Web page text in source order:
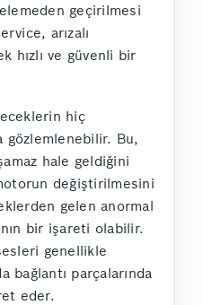
geçirilmesi
arızalı
hızlı ve güvenli bir
hiç
gözlemlenebilir. Bu,
hale geldiğini
değiştirilmesini
gelen anormal
bir işareti olabilir.
genellikle
bağlantı parçalarında
eder.